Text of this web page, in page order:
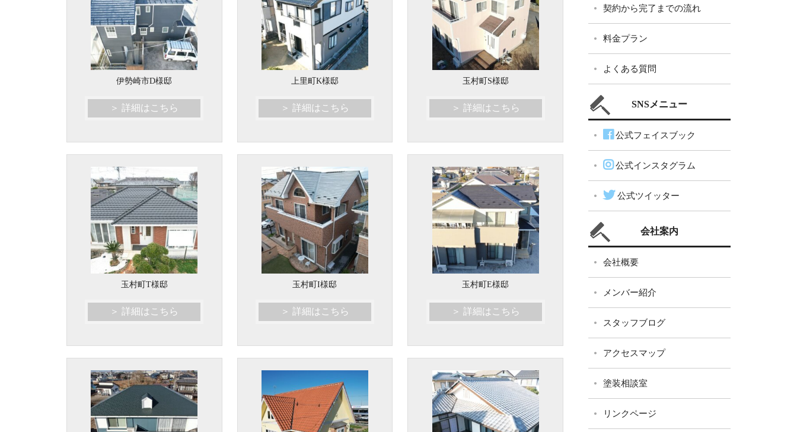
伊勢崎市D様邸
＞ 詳細はこちら
上里町K様邸
＞ 詳細はこちら
玉村町S様邸
＞ 詳細はこちら
玉村町T様邸
＞ 詳細はこちら
玉村町I様邸
＞ 詳細はこちら
玉村町E様邸
＞ 詳細はこちら
契約から完了までの流れ
料金プラン
よくある質問
SNSメニュー
公式フェイスブック
公式インスタグラム
公式ツイッター
会社案内
会社概要
メンバー紹介
スタッフブログ
アクセスマップ
塗装相談室
リンクページ